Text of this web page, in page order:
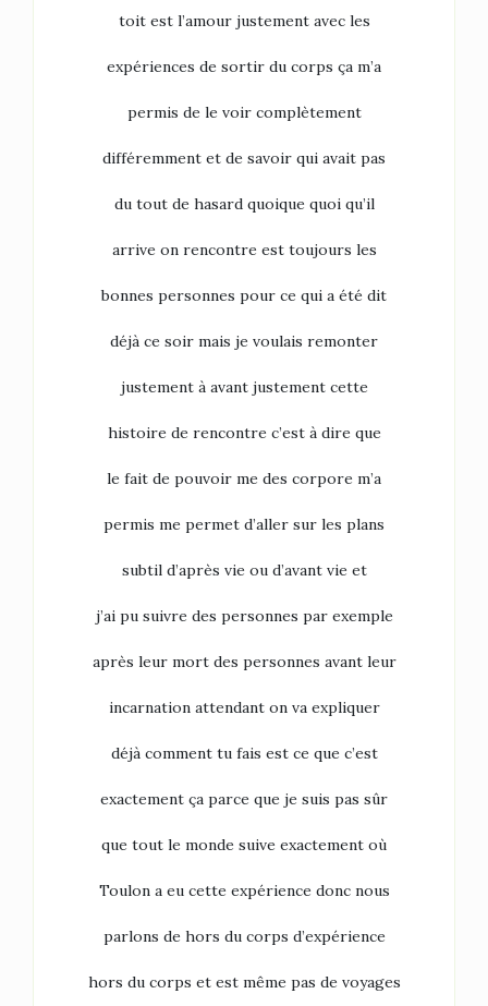
toit est l’amour justement avec les
expériences de sortir du corps ça m’a
permis de le voir complètement
différemment et de savoir qui avait pas
du tout de hasard quoique quoi qu’il
arrive on rencontre est toujours les
bonnes personnes pour ce qui a été dit
déjà ce soir mais je voulais remonter
justement à avant justement cette
histoire de rencontre c’est à dire que
le fait de pouvoir me des corpore m’a
permis me permet d’aller sur les plans
subtil d’après vie ou d’avant vie et
j’ai pu suivre des personnes par exemple
après leur mort des personnes avant leur
incarnation attendant on va expliquer
déjà comment tu fais est ce que c’est
exactement ça parce que je suis pas sûr
que tout le monde suive exactement où
Toulon a eu cette expérience donc nous
parlons de hors du corps d’expérience
hors du corps et est même pas de voyages